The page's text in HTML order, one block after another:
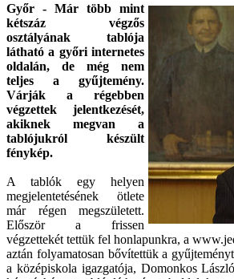
Győr - Már több mint
kétszáz végzős
osztályának tablója
látható a győri internetes
oldalán, de még nem
teljes a gyűjtemény.
Várják a régebben
végzettek jelentkezését,
akiknek megvan a
tablójukról készült
fénykép.
A tablók egy helyen
megjelentetésének ötlete
már régen megszületett.
Először a frissen
végzettekét tettük fel honlapunkra, a
aztán folyamatosan bővítettük a
a középiskola igazgatója, Domonkos